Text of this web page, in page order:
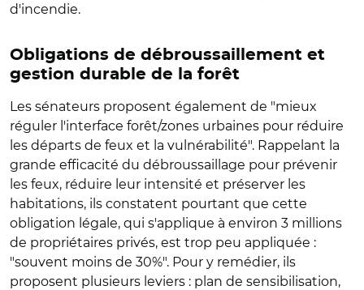
d'incendie.
Obligations de débroussaillement et
gestion durable de la forêt
Les sénateurs proposent également de "mieux
réguler l'interface forêt/zones urbaines pour réduire
les départs de feux et la vulnérabilité". Rappelant la
grande efficacité du débroussaillage pour prévenir
les feux, réduire leur intensité et préserver les
habitations, ils constatent pourtant que cette
obligation légale, qui s'applique à environ 3 millions
de propriétaires privés, est trop peu appliquée :
"souvent moins de 30%". Pour y remédier, ils
proposent plusieurs leviers : plan de sensibilisation,